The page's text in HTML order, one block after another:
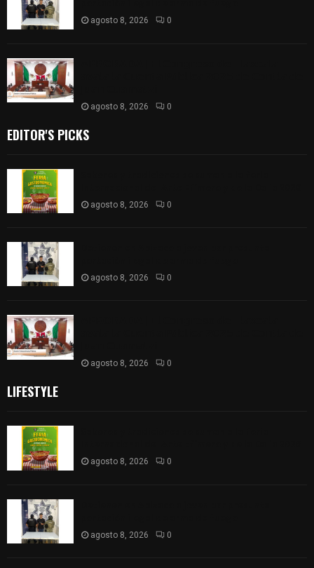
agosto 8, 2026 0
agosto 8, 2026 0
EDITOR'S PICKS
agosto 8, 2026 0
agosto 8, 2026 0
agosto 8, 2026 0
LIFESTYLE
agosto 8, 2026 0
agosto 8, 2026 0